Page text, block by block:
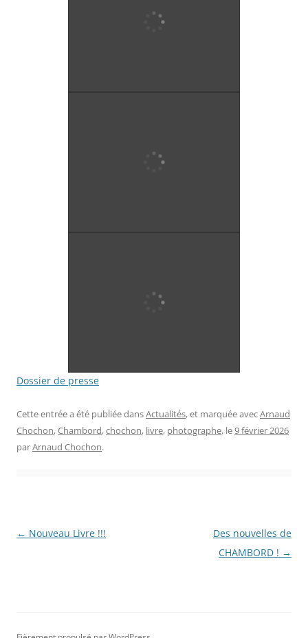
Dossier de presse
Cette entrée a été publiée dansActualités, et marquée avecArnaud
Chochon,Chambord,chochon, livre, photographe, le9 février 2026
parArnaud Chochon.
Navigation
← Nouveau Livre !!!
Des nouvelles de
CHAMBORD ! →